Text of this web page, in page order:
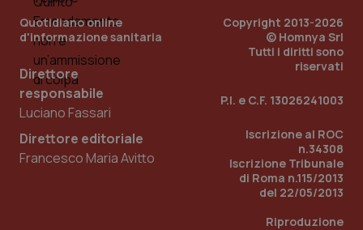
Quotidiano online
d'informazione sanitaria
Direttore
responsabile
Luciano Fassari
Direttore editoriale
Francesco Maria Avitto
Copyright 2013-2026
© Homnya Srl
Tutti i diritti sono
riservati
P.I. e C.F. 13026241003
Iscrizione al ROC
n.34308
Iscrizione Tribunale
di Roma n.115/2013
del 22/05/2013
Riproduzione
_ga_KM60CM4NPH .quotidianosanita.it
1